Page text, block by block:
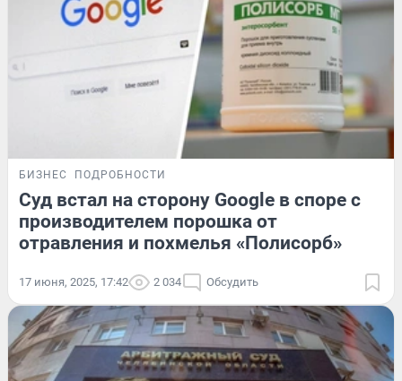
БИЗНЕС ПОДРОБНОСТИ
Суд встал на сторону Google в споре с
производителем порошка от
отравления и похмелья «Полисорб»
17 июня, 2025, 17:42 2 034 Обсудить